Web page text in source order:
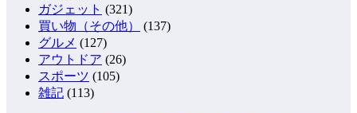
ガジェット (321)
買い物（その他）
(137)
グルメ (127)
アウトドア (26)
スポーツ (105)
雑記 (113)